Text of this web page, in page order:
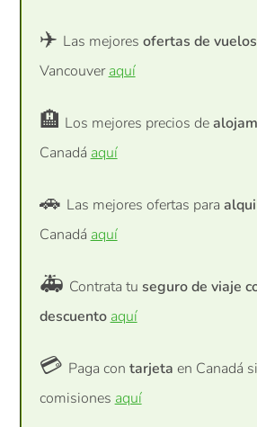
✈️ Las mejores ofertas de vuelos
Vancouveraquí
🏨 Los mejores precios de
Canadá aquí
🚗 Las mejores ofertas para
Canadá aquí
🚑 Contrata tu seguro de viaje
descuento aquí
💳 Paga con tarjeta en Canadá
comisiones aquí